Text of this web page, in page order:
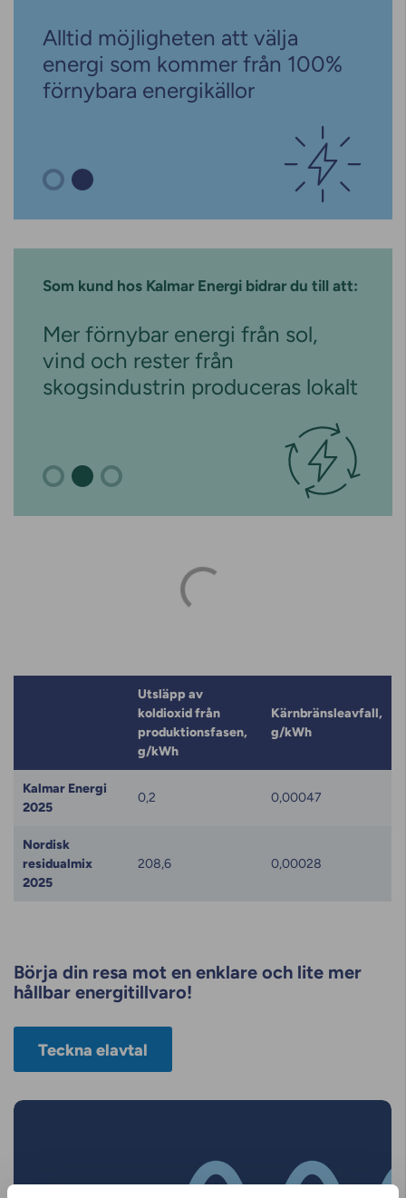
Alltid möjligheten att välja
energi som kommer från 100%
förnybara energikällor
Som kund hos Kalmar Energi bidrar du till att:
Mer förnybar energi från sol,
vind och rester från
skogsindustrin produceras lokalt
Utsläpp av
koldioxid från
produktionsfasen,
g/kWh
Kärnbränsleavfall,
g/kWh
Kalmar Energi
2025
0,2 0,00047
Nordisk
residualmix
2025
208,6 0,00028
Börja din resa mot en enklare och lite mer
hållbar energitillvaro!
Teckna elavtal